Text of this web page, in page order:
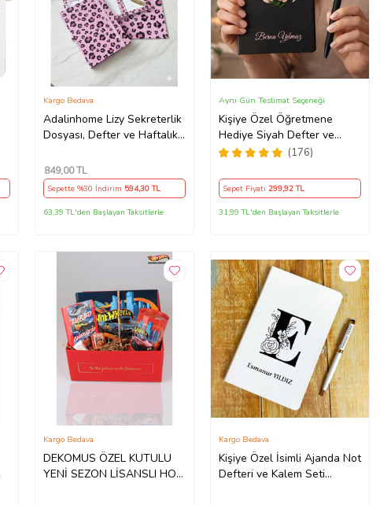
Adalinhome Lizy Sekreterlik
Dosyası, Defter ve Haftalık
(Pembe)
Kargo Bedava
849,00 TL
Sepette %30 İndirim 594,30 TL
63,39 TL'den Başlayan Taksitlerle
Kişiye Özel Öğretmene
Hediye Siyah Defter ve
Kalem Hediye Seti
(176)
Aynı Gün Teslimat Seçeneği
Sepet Fiyatı299,92 TL
31,99 TL'den Başlayan Taksitlerle
DEKOMUS ÖZEL KUTULU
YENİ SEZON LİSANSLI HOT
Kargo Bedava
Kişiye Özel İsimli Ajanda Not
Defteri ve Kalem Seti
Kargo Bedava